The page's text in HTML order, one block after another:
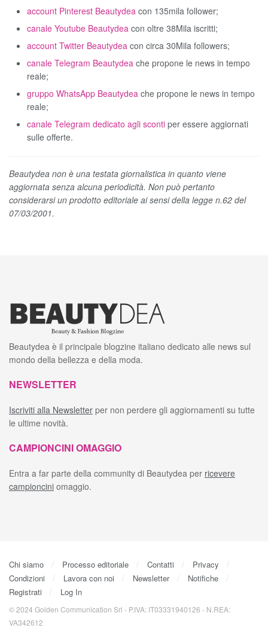
account Pinterest Beautydea con 135mila follower;
canale Youtube Beautydea con oltre 38Mila iscritti;
account Twitter Beautydea con circa 30Mila followers;
canale Telegram Beautydea che propone le news in tempo
reale;
gruppo WhatsApp Beautydea che propone le news in tempo
reale;
canale Telegram dedicato agli sconti per essere aggiornati
sulle offerte.
Beautydea non è una testata giornalistica in quanto viene
aggiornata senza alcuna periodicità. Non può pertanto
considerarsi un prodotto editoriale ai sensi della legge n.62 del
07/03/2001.
Beautydea è il principale blogzine italiano dedicato alle news sul
mondo della bellezza e della moda.
NEWSLETTER
Iscriviti alla Newsletter per non perdere gli aggiornamenti su tutte
le ultime novità.
CAMPIONCINI OMAGGIO
Entra a far parte della community di Beautydea per ricevere
campioncini omaggio.
Chi siamo Processo editoriale Contatti
Privacy
Condizioni
Lavora con noi Newsletter
Notifiche
Registrati
Log In
© 2024 Golden Communication Srl - P.IVA: IT03331940126 - N.REA:
VA342612